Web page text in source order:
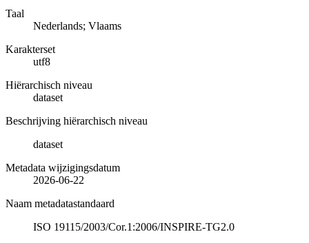
Taal
Nederlands; Vlaams
Karakterset
utf8
Hiërarchisch niveau
dataset
Beschrijving hiërarchisch niveau
dataset
Metadata wijzigingsdatum
2026-06-22
Naam metadatastandaard
ISO 19115/2003/Cor.1:2006/INSPIRE-TG2.0